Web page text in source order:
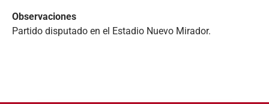
Observaciones
Partido disputado en el Estadio Nuevo Mirador.